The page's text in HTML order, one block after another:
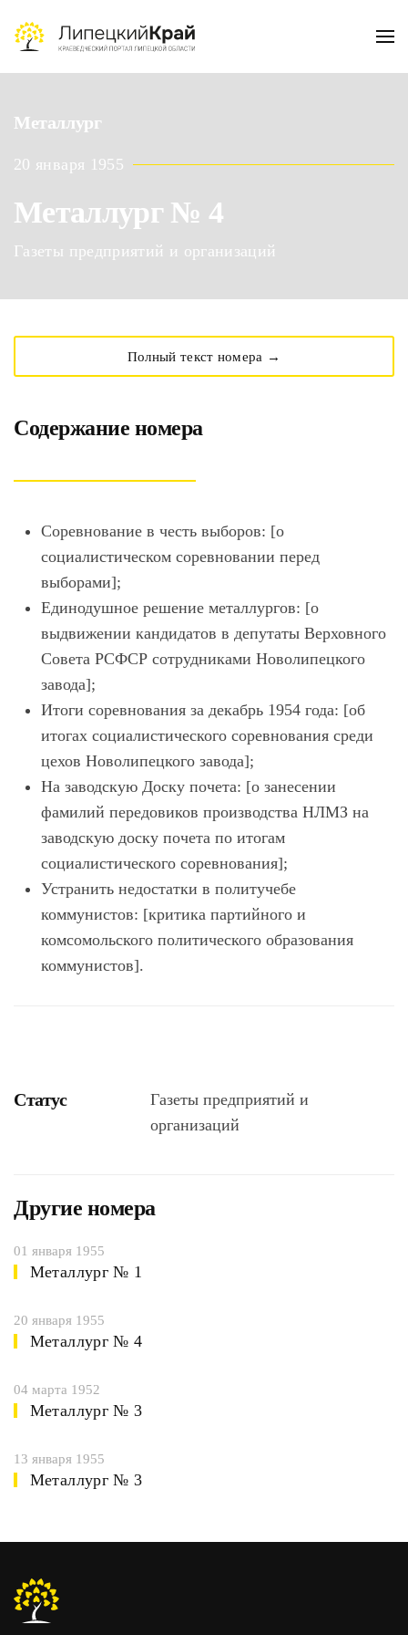
Skip to main content
Металлург
20 января 1955
Металлург № 4
Газеты предприятий и организаций
Полный текст номера →
Содержание номера
Соревнование в честь выборов: [о
социалистическом соревновании перед
выборами];
Единодушное решение металлургов: [о
выдвижении кандидатов в депутаты Верховного
Совета РСФСР сотрудниками Новолипецкого
завода];
Итоги соревнования за декабрь 1954 года: [об
итогах социалистического соревнования среди
цехов Новолипецкого завода];
На заводскую Доску почета: [о занесении
фамилий передовиков производства НЛМЗ на
заводскую доску почета по итогам
социалистического соревнования];
Устранить недостатки в политучебе
коммунистов: [критика партийного и
комсомольского политического образования
коммунистов].
Статус
Газеты предприятий и
организаций
Другие номера
01 января 1955
Металлург № 1
20 января 1955
Металлург № 4
04 марта 1952
Металлург № 3
13 января 1955
Металлург № 3